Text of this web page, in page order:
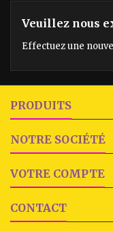
Veuillez nous
Effectuez une
PRODUITS
NOTRE SOCIÉTÉ
VOTRE COMPTE
CONTACT